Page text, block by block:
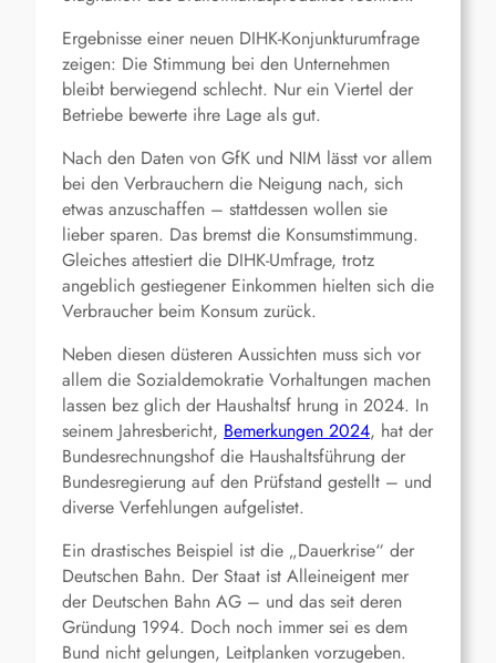
Ergebnisse einer neuen DIHK-Konjunkturumfrage
zeigen: Die Stimmung bei den Unternehmen
bleibt berwiegend schlecht. Nur ein Viertel der
Betriebe bewerte ihre Lage als gut.
Nach den Daten von GfK und NIM lässt vor allem
bei den Verbrauchern die Neigung nach, sich
etwas anzuschaffen – stattdessen wollen sie
lieber sparen. Das bremst die Konsumstimmung.
Gleiches attestiert die DIHK-Umfrage, trotz
angeblich gestiegener Einkommen hielten sich die
Verbraucher beim Konsum zurück.
Neben diesen düsteren Aussichten muss sich vor
allem die Sozialdemokratie Vorhaltungen machen
lassen bez glich der Haushaltsf hrung in 2024. In
seinem Jahresbericht, Bemerkungen 2024, hat der
Bundesrechnungshof die Haushaltsführung der
Bundesregierung auf den Prüfstand gestellt – und
diverse Verfehlungen aufgelistet.
Ein drastisches Beispiel ist die „Dauerkrise“ der
Deutschen Bahn. Der Staat ist Alleineigent mer
der Deutschen Bahn AG – und das seit deren
Gründung 1994. Doch noch immer sei es dem
Bund nicht gelungen, Leitplanken vorzugeben.